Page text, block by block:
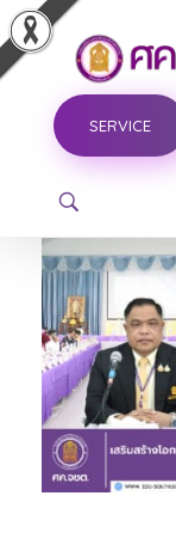
ศูนย์ขับเคลื่อนการศึกษาในจังหวัดชายแดนภาคใต้
SERVICE